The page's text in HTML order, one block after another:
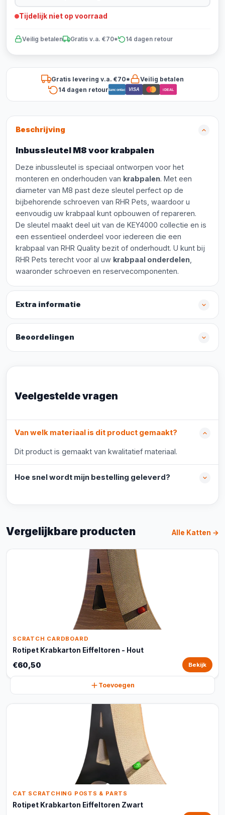
Tijdelijk niet op voorraad
Veilig betalen Gratis v.a. €70* 14 dagen retour
Gratis levering v.a. €70*
Veilig betalen
14 dagen retourBancontact VISA iDEAL
Beschrijving
Inbussleutel M8 voor krabpalen
Deze inbussleutel is speciaal ontworpen voor het
monteren en onderhouden van krabpalen. Met een
diameter van M8 past deze sleutel perfect op de
bijbehorende schroeven van RHR Pets, waardoor u
eenvoudig uw krabpaal kunt opbouwen of repareren.
De sleutel maakt deel uit van de KEY4000 collectie en is
een essentieel onderdeel voor iedereen die een
krabpaal van RHR Quality bezit of onderhoudt. U kunt bij
RHR Pets terecht voor al uw krabpaal onderdelen
waaronder schroeven en reservecomponenten.
Extra informatie
Beoordelingen
Veelgestelde vragen
Van welk materiaal is dit product gemaakt?
Dit product is gemaakt van kwalitatief materiaal.
Hoe snel wordt mijn bestelling geleverd?
Vergelijkbare producten Alle Katten →
SCRATCH CARDBOARD
Rotipet Krabkarton Eiffeltoren - Hout
€60,50 Bekijk
Toevoegen
CAT SCRATCHING POSTS & PARTS
Rotipet Krabkarton Eiffeltoren Zwart